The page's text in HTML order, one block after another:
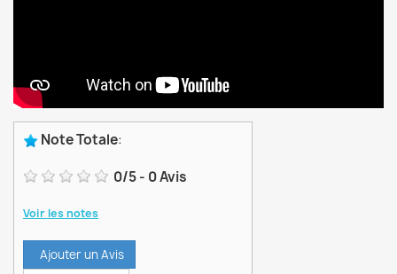
Note Totale:
0/5- 0Avis
Voir les notes
Ajouter un Avis